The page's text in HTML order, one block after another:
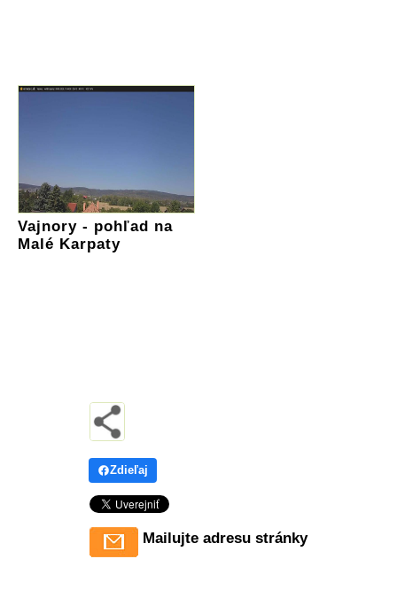
Vajnory - pohľad na
Malé Karpaty
Zdieľaj
Mailujte adresu stránky